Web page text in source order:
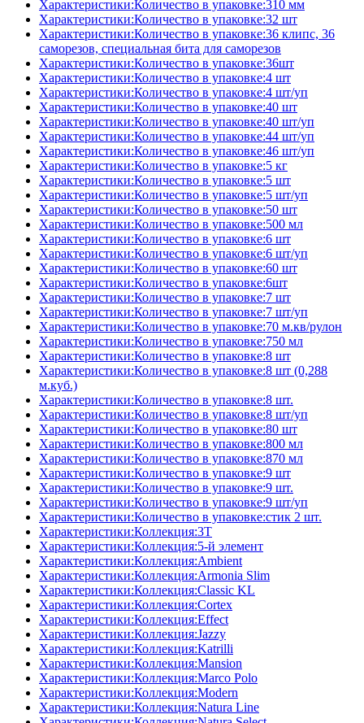
Характеристики:Количество в упаковке:310 мм
Характеристики:Количество в упаковке:32 шт
Характеристики:Количество в упаковке:36 клипс, 36
саморезов, специальная бита для саморезов
Характеристики:Количество в упаковке:36шт
Характеристики:Количество в упаковке:4 шт
Характеристики:Количество в упаковке:4 шт/уп
Характеристики:Количество в упаковке:40 шт
Характеристики:Количество в упаковке:40 шт/уп
Характеристики:Количество в упаковке:44 шт/уп
Характеристики:Количество в упаковке:46 шт/уп
Характеристики:Количество в упаковке:5 кг
Характеристики:Количество в упаковке:5 шт
Характеристики:Количество в упаковке:5 шт/уп
Характеристики:Количество в упаковке:50 шт
Характеристики:Количество в упаковке:500 мл
Характеристики:Количество в упаковке:6 шт
Характеристики:Количество в упаковке:6 шт/уп
Характеристики:Количество в упаковке:60 шт
Характеристики:Количество в упаковке:6шт
Характеристики:Количество в упаковке:7 шт
Характеристики:Количество в упаковке:7 шт/уп
Характеристики:Количество в упаковке:70 м.кв/рулон
Характеристики:Количество в упаковке:750 мл
Характеристики:Количество в упаковке:8 шт
Характеристики:Количество в упаковке:8 шт (0,288
м.куб.)
Характеристики:Количество в упаковке:8 шт.
Характеристики:Количество в упаковке:8 шт/уп
Характеристики:Количество в упаковке:80 шт
Характеристики:Количество в упаковке:800 мл
Характеристики:Количество в упаковке:870 мл
Характеристики:Количество в упаковке:9 шт
Характеристики:Количество в упаковке:9 шт.
Характеристики:Количество в упаковке:9 шт/уп
Характеристики:Количество в упаковке:стик 2 шт.
Характеристики:Коллекция:3T
Характеристики:Коллекция:5-й элемент
Характеристики:Коллекция:Ambient
Характеристики:Коллекция:Armonia Slim
Характеристики:Коллекция:Classic KL
Характеристики:Коллекция:Cortex
Характеристики:Коллекция:Effect
Характеристики:Коллекция:Jazzy
Характеристики:Коллекция:Katrilli
Характеристики:Коллекция:Mansion
Характеристики:Коллекция:Marco Polo
Характеристики:Коллекция:Modern
Характеристики:Коллекция:Natura Line